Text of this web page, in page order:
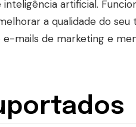
artificial.
a qualidade do
mails de marketing e